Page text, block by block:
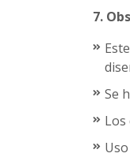
7.
Se